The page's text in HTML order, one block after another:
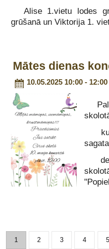
Alise 1.vietu lodes
grūšanā un Viktorija 1.
Mātes dienas
10.05.2025 10:00 - 12:00
1 2 3 4 5